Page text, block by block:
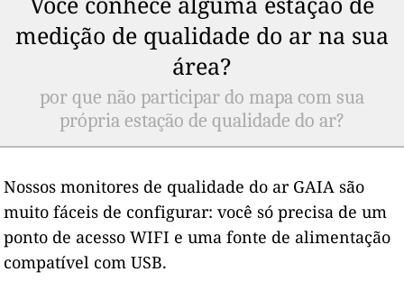
medição de qualidade do ar na sua
área?
por que não participar do mapa com sua
própria estação de qualidade do ar?
Nossos monitores de qualidade do ar GAIA são
muito fáceis de configurar: você só precisa de um
ponto de acesso WIFI e uma fonte de alimentação
compatível com USB.